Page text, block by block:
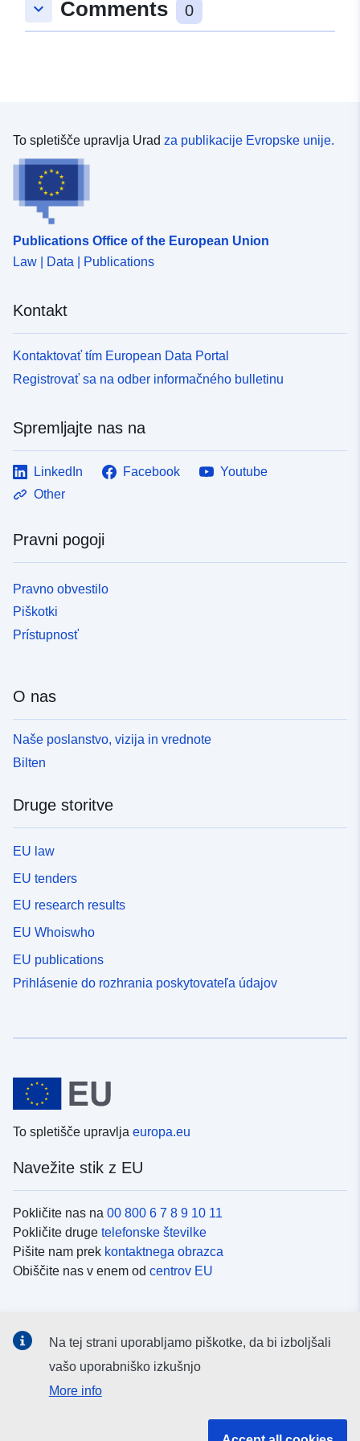
49.0040805 ], [ 9.6808452,
49.0020715 ], [ 9.6782032,
4481-4d20-9d0e-1723bb9f8c67
keyboard_arrow_down Comments 0
To spletišče upravlja Urad za publikacije Evropske unije.
Publications Office of the European Union
Law | Data | Publications
Kontakt
Kontaktovať tím European Data Portal
Registrovať sa na odber informačného bulletinu
Spremljajte nas na
LinkedIn Facebook
Youtube
Other
Pravni pogoji
Pravno obvestilo
Piškotki
Prístupnosť
O nas
Naše poslanstvo, vizija in vrednote
Bilten
Druge storitve
EU law
EU tenders
EU research results
EU Whoiswho
EU publications
Prihlásenie do rozhrania poskytovateľa údajov
To spletišče upravlja europa.eu
Navežite stik z EU
Pokličite nas na 00 800 6 7 8 9 10 11
Pokličite druge telefonske številke
Pišite nam prek kontaktnega obrazca
Obiščite nas v enem od centrov EU
Iskanje podružbenih medijih EU
Na tej strani uporabljamo piškotke, da bi izboljšali
vašo uporabniško izkušnjo
More info